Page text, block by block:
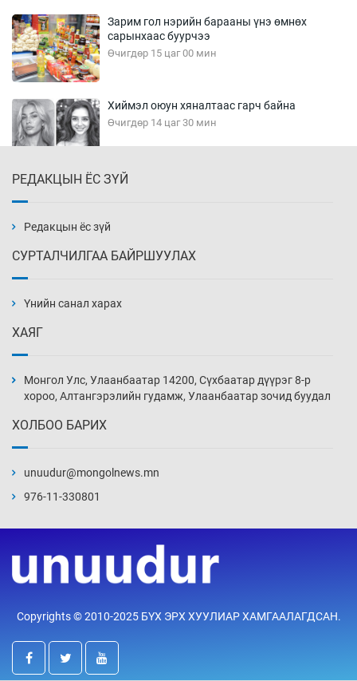
Зарим гол нэрийн барааны үнэ өмнөх
сарынхаас буурчээ
Өчигдөр 15 цаг 00 мин
Хиймэл оюун хяналтаас гарч байна
Өчигдөр 14 цаг 30 мин
Өчигдөр 14 цаг 00 мин
нэмэгджээ
Өчигдөр 13 цаг 30 мин
Өчигдөр 13 цаг 00 мин
Өчигдөр 12 цаг 30 мин
үйлчилж буй гэв
Өчигдөр 12 цаг 00 мин
РЕДАКЦЫН ЁС ЗҮЙ
Редакцын ёс зүй
СУРТАЛЧИЛГАА БАЙРШУУЛАХ
Үнийн санал харах
ХАЯГ
Монгол Улс, Улаанбаатар 14200, Сүхбаатар дүүрэг 8-р
хороо, Алтангэрэлийн гудамж, Улаанбаатар зочид буудал
ХОЛБОО БАРИХ
unuudur@mongolnews.mn
976-11-330801
Copyrights © 2010-2025 БҮХ ЭРХ ХУУЛИАР ХАМГААЛАГДСАН.